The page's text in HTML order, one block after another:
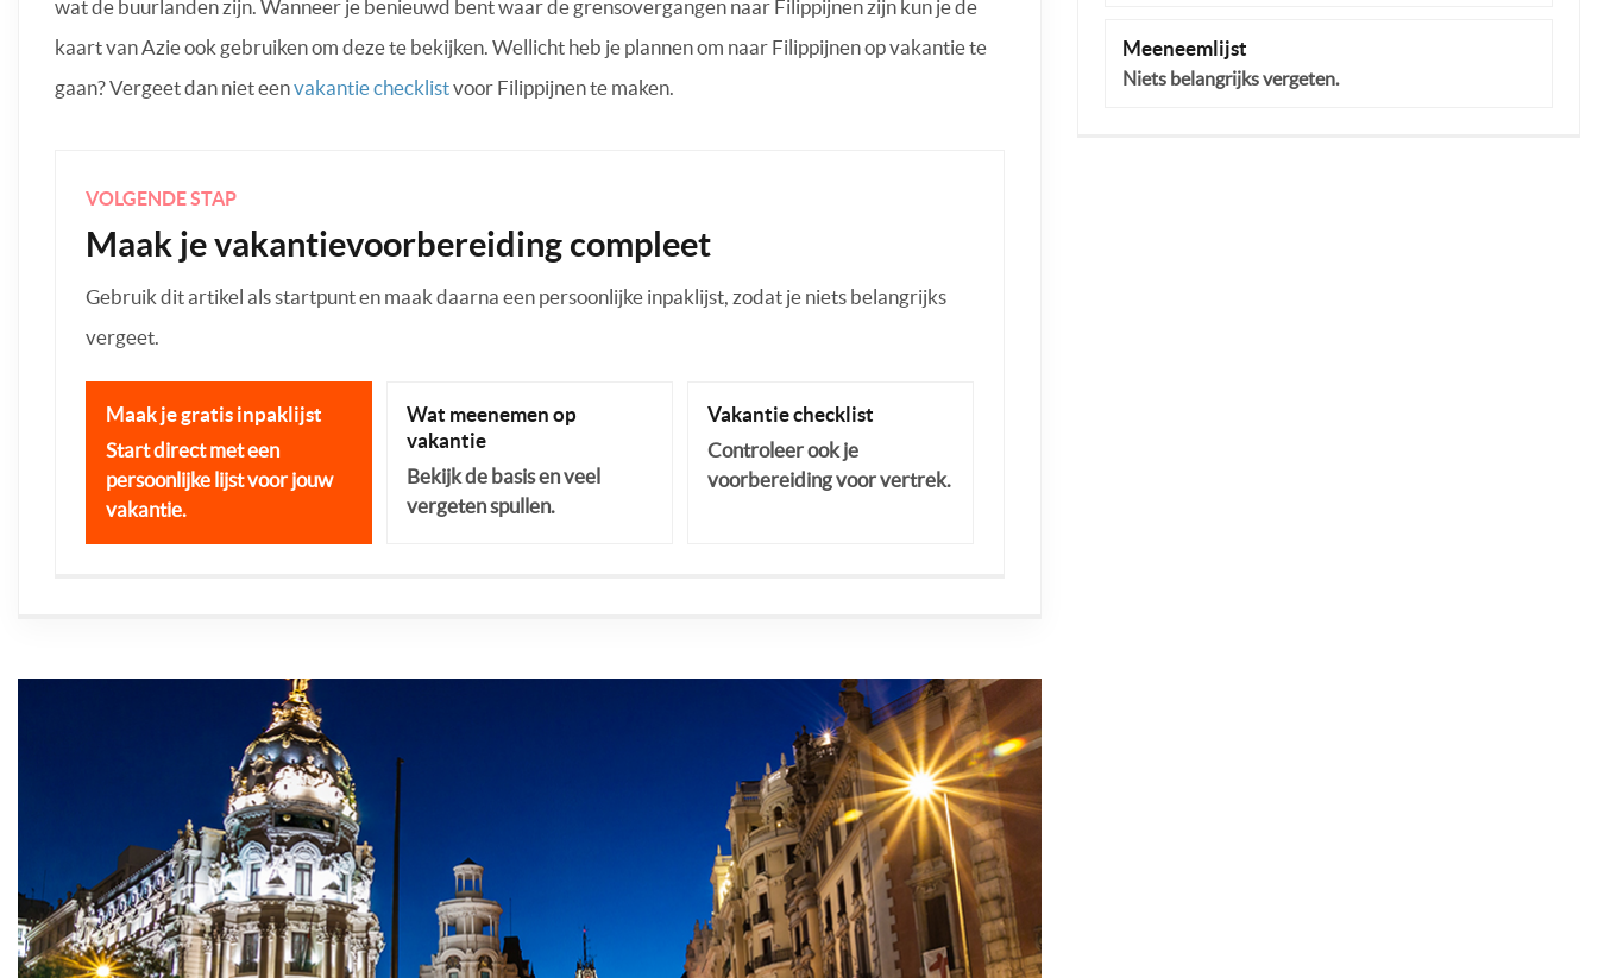
wat de buurlanden zijn. Wanneer je benieuwd bent waar de grensovergangen naar Filippijnen zijn kun je de
kaart van Azie ook gebruiken om deze te bekijken. Wellicht heb je plannen om naar Filippijnen op vakantie te
gaan? Vergeet dan niet eenvakantie checklistvoor Filippijnen te maken.
VOLGENDE STAP
Maak je vakantievoorbereiding compleet
Gebruik dit artikel als startpunt en maak daarna een persoonlijke inpaklijst, zodat je niets belangrijks
vergeet.
Maak je gratis inpaklijst
Start direct met een
persoonlijke lijst voor jouw
vakantie.
Wat meenemen op
vakantie
Bekijk de basis en veel
vergeten spullen.
Vakantie checklist
Controleer ook je
voorbereiding voor vertrek.
Meeneemlijst
Niets belangrijks vergeten.